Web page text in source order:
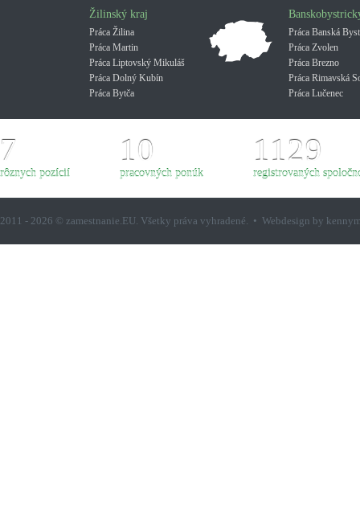
Žilinský kraj
Práca Žilina
Práca Martin
Práca Liptovský Mikuláš
Práca Dolný Kubín
Práca Bytča
Práca Banská
Práca Zvolen
Práca Brezno
Práca Rimavská
Práca Lučenec
7
rôznych pozícií
10
pracovných ponúk
1129
registrovaných
2011 - 2026 © zamestnanie.EU. Všetky práva vyhradené. • Webdesign by